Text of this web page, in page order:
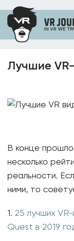
Лучшие
В конце
несколько
реальности.
ними, то
1. 25 лучших
Quest в 2019